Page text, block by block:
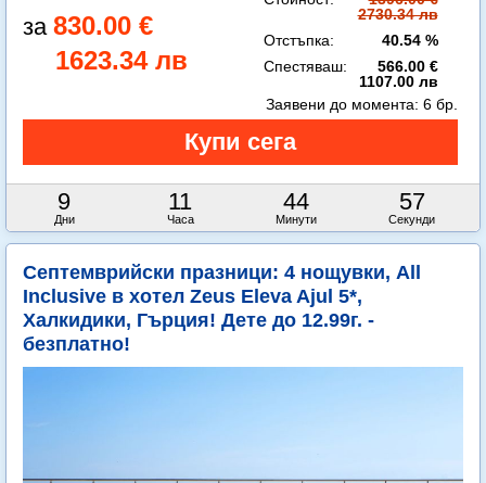
830.00 €
1623.34 лв
2730.34 лв
Отстъпка:
40.54 %
Спестяваш:
566.00 €
1107.00 лв
9
Дни
11
Часа
44
Минути
56
Секунди
Заявени до момента: 6 бр.
Септемврийски празници: 4 нощувки, All
Inclusive в хотел Zeus Eleva Ajul 5*,
Халкидики, Гърция! Дете до 12.99г. -
безплатно!